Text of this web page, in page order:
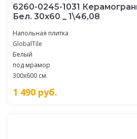
6260-0245-1031
Бел. 30x60 _ 1\46,08
Напольная плитка
GlobalTile
Белый
под мрамор
300x600 см.
1 490 руб.